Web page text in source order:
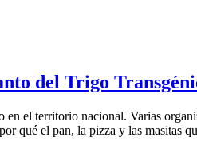
del Trigo
el territorio nacional. Varias
qué el pan, la pizza y las masitas